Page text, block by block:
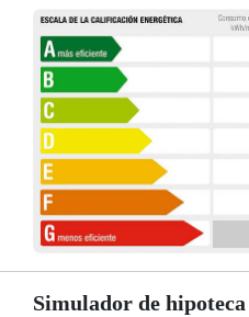
Simulador de hipoteca